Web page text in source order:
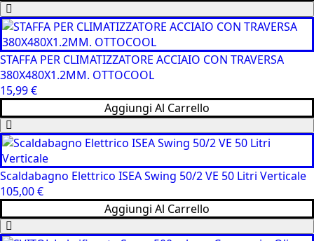
STAFFA PER CLIMATIZZATORE ACCIAIO CON TRAVERSA
380X480X1.2MM. OTTOCOOL
15,99€
Aggiungi Al Carrello
Scaldabagno Elettrico ISEA Swing 50/2 VE 50 Litri Verticale
105,00€
Aggiungi Al Carrello